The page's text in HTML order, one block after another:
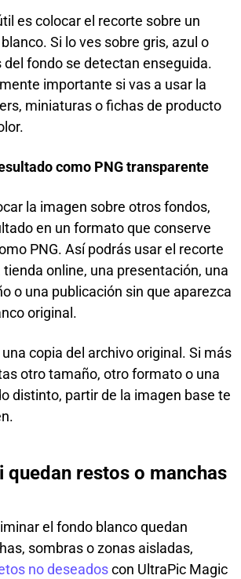
es colocar el recorte sobre un
Si lo ves sobre gris, azul o
del fondo se detectan enseguida.
importante si vas a usar la
miniaturas o fichas de producto
como PNG transparente
la imagen sobre otros fondos,
en un formato que conserve
PNG. Así podrás usar el recorte
online, una presentación, una
o una publicación sin que aparezca
original.
copia del archivo original. Si más
otro tamaño, otro formato o una
distinto, partir de la imagen base te
quedan restos o manchas
el fondo blanco quedan
sombras o zonas aisladas,
no deseadoscon UltraPic Magic